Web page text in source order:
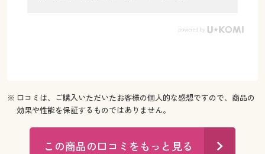
※ 口コミは、ご購入いただいたお客様の個人的な感想ですので、商品の
効果や性能を保証するものではありません。
この商品の口コミをもっと見る